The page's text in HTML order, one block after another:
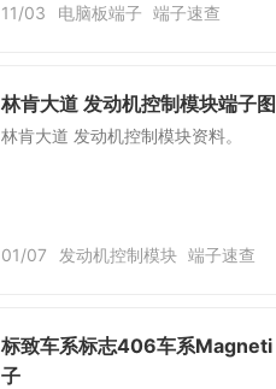
11/03 电脑板端子 端子速查
林肯大道 发动机控制模块端子图
林肯大道 发动机控制模块资料。
01/07 发动机控制模块 端子速查
标致车系标志406车系
子